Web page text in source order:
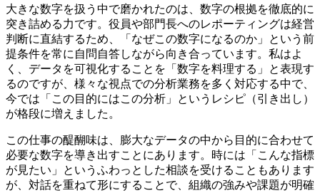
大きな数字を扱う中で磨かれたのは、数字の根拠を徹底的に
突き詰める力です。役員や部門長へのレポーティングは経営
判断に直結するため、「なぜこの数字になるのか」という前
提条件を常に自問自答しながら向き合っています。私はよ
く、データを可視化することを「数字を料理する」と表現す
るのですが、様々な視点での分析業務を多く対応する中で、
今では「この目的にはこの分析」というレシピ（引き出し）
が格段に増えました。
この仕事の醍醐味は、膨大なデータの中から目的に合わせて
必要な数字を導き出すことにあります。時には「こんな指標
が見たい」というふわっとした相談を受けることもあります
が、対話を重ねて形にすることで、組織の強みや課題が明確